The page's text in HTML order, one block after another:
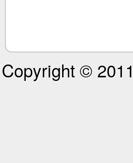
Copyright ©